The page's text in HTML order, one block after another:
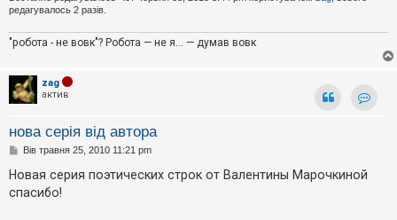
редагувалось 2 разів.
"робота - не вовк"? Робота — не я... — думав вовк
zag
актив
нова серія від автора
П
в
д
Вів травня 25, 2010 11:21 pm
Новая серия поэтических строк от Валентины Марочкиной
спасибо!